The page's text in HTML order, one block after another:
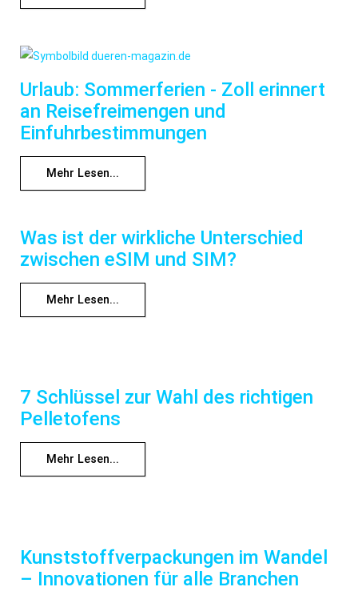
Urlaub: Sommerferien - Zoll erinnert
an Reisefreimengen und
Einfuhrbestimmungen
Mehr Lesen...
Was ist der wirkliche Unterschied
zwischen eSIM und SIM?
Mehr Lesen...
7 Schlüssel zur Wahl des richtigen
Pelletofens
Mehr Lesen...
Kunststoffverpackungen im Wandel
– Innovationen für alle Branchen